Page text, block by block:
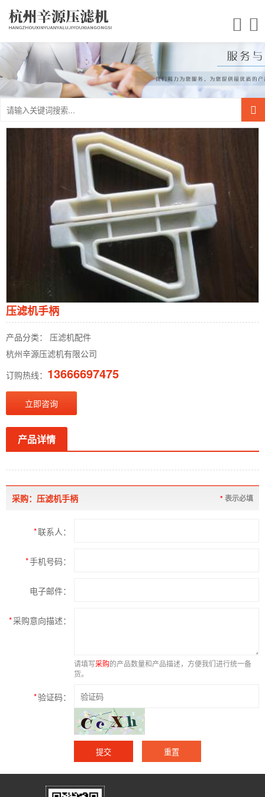
压滤机手柄
产品分类： 压滤机配件
杭州辛源压滤机有限公司
订购热线： 13666697475
立即咨询
产品详情
采购：压滤机手柄 *表示必填
*联系人：
*手机号码：
电子邮件：
*采购意向描述：
请填写采购的产品数量和产品描述，方便我们进行统一备
货。
*验证码：